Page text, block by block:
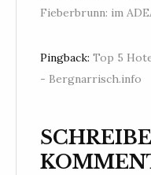
Fieberbrunn: im
Pingback: Top 5
- Bergnarrisch.info